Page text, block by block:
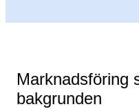
Marknadsföring
bakgrunden